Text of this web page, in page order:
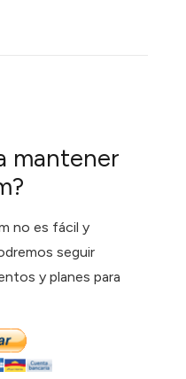
mantener
no es fácil y
seguir
y planes para